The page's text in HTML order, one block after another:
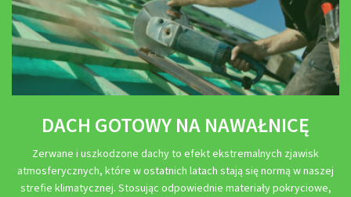
DACH GOTOWY NA NAWAŁNICĘ
Zerwane i uszkodzone dachy to efekt ekstremalnych zjawisk
atmosferycznych, które w ostatnich latach stają się normą w naszej
strefie klimatycznej. Stosując odpowiednie materiały pokryciowe,